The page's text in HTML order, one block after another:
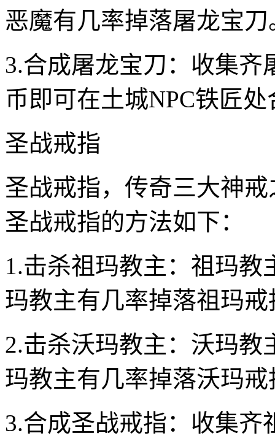
恶魔有几率掉落屠龙宝刀
3.合成屠龙宝刀：收集齐
币即可在土城NPC铁匠
圣战戒指
圣战戒指，传奇三大神
圣战戒指的方法如下：
1.击杀祖玛教主：祖玛教
玛教主有几率掉落祖玛
2.击杀沃玛教主：沃玛教
玛教主有几率掉落沃玛
3.合成圣战戒指：收集齐